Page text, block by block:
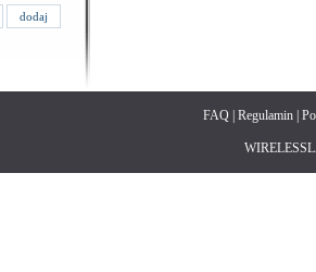
FAQ| Regulamin|